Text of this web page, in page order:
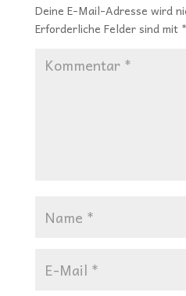
Deine E-Mail-Adresse wird
Erforderliche Felder sind mit *